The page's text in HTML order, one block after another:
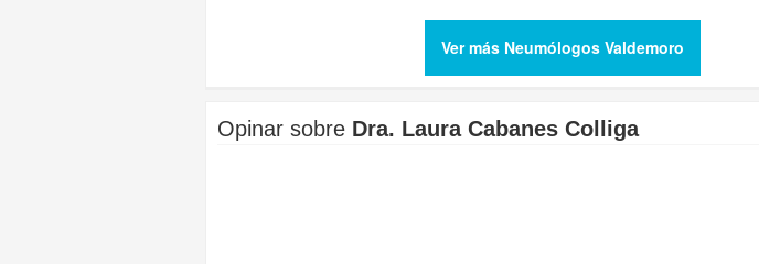
Ver más Neumólogos Valdemoro
Opinar sobre Dra. Laura Cabanes Colliga